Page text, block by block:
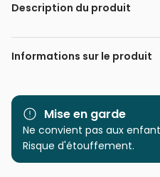
Description du produit
Gwen van Knippenberg
Informations sur le produit
Marque
Catégorie
Age
Mise en garde
Ne convient pas aux
Risque d'étouffement.